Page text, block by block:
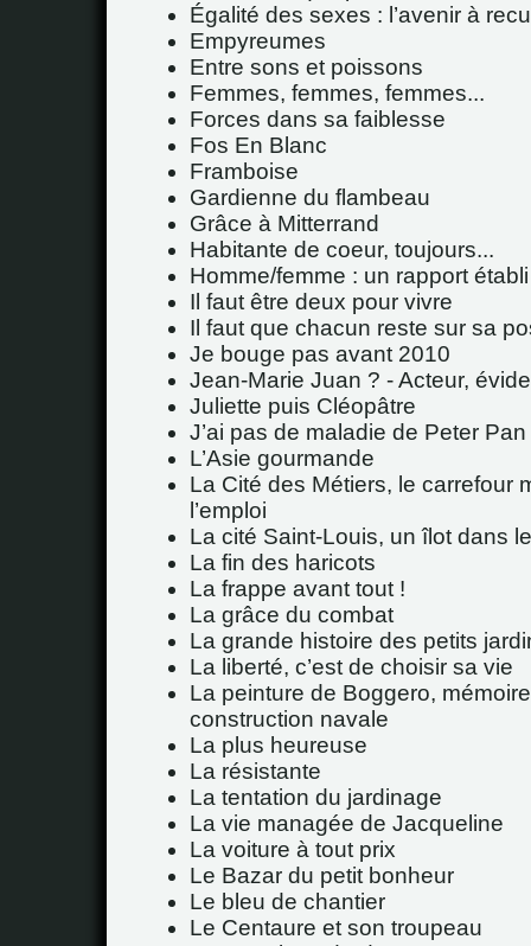
Égalité des sexes : l’avenir à
Empyreumes
Entre sons et poissons
Femmes, femmes, femmes...
Forces dans sa faiblesse
Fos En Blanc
Framboise
Gardienne du flambeau
Grâce à Mitterrand
Habitante de coeur, toujours...
Homme/femme : un rapport
Il faut être deux pour vivre
Il faut que chacun reste sur sa
Je bouge pas avant 2010
Jean-Marie Juan ? - Acteur,
Juliette puis Cléopâtre
J’ai pas de maladie de Peter Pan
L’Asie gourmande
La Cité des Métiers, le carrefour
l’emploi
La cité Saint-Louis, un îlot dans
La fin des haricots
La frappe avant tout !
La grâce du combat
La grande histoire des petits
La liberté, c’est de choisir sa vie
La peinture de Boggero,
construction navale
La plus heureuse
La résistante
La tentation du jardinage
La vie managée de Jacqueline
La voiture à tout prix
Le Bazar du petit bonheur
Le bleu de chantier
Le Centaure et son troupeau